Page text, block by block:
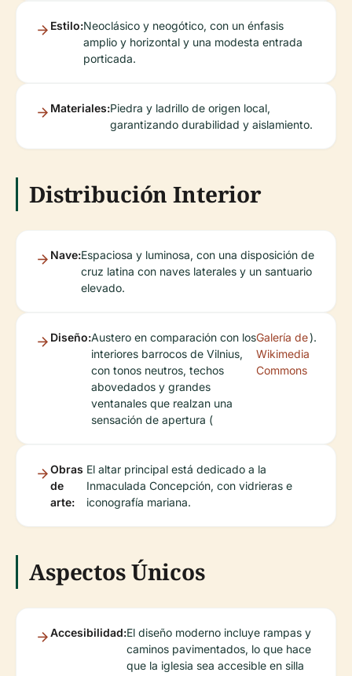
Estilo:Neoclásico y neogótico, con un énfasis
amplio y horizontal y una modesta entrada
porticada.
Materiales:Piedra y ladrillo de origen local,
garantizando durabilidad y aislamiento.
Distribución Interior
Nave:Espaciosa y luminosa, con una disposición de
cruz latina con naves laterales y un santuario
elevado.
Diseño:Austero en comparación con los
interiores barrocos de Vilnius,
con tonos neutros, techos
abovedados y grandes
ventanales que realzan una
sensación de apertura (
Galería de
Wikimedia
Commons
).
Obras
de
arte:
El altar principal está dedicado a la
Inmaculada Concepción, con vidrieras e
iconografía mariana.
Aspectos Únicos
Accesibilidad:El diseño moderno incluye rampas y
caminos pavimentados, lo que hace
que la iglesia sea accesible en silla